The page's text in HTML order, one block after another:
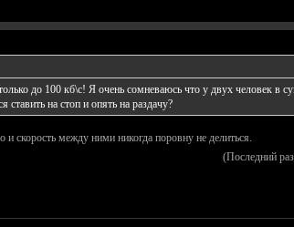
до 100 кб\с! Я очень сомневаюсь что у двух человек в
ставить на стоп и опять на раздачу?
скорость между ними никогда поровну не делиться.
(Последний